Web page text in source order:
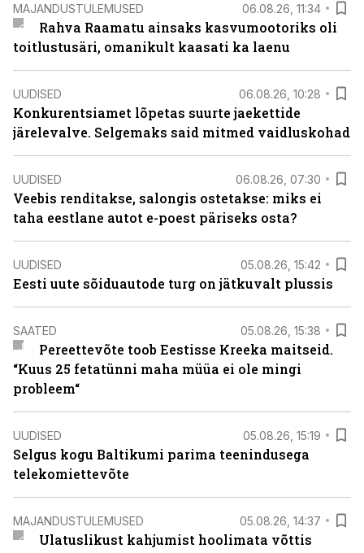
MAJANDUSTULEMUSED 06.08.26, 11:34
Rahva Raamatu ainsaks kasvumootoriks oli
toitlustusäri, omanikult kaasati ka laenu
UUDISED 06.08.26, 10:28
Konkurentsiamet lõpetas suurte jaekettide
järelevalve. Selgemaks said mitmed vaidluskohad
UUDISED 06.08.26, 07:30
Veebis renditakse, salongis ostetakse: miks ei
taha eestlane autot e-poest päriseks osta?
UUDISED 05.08.26, 15:42
Eesti uute sõiduautode turg on jätkuvalt plussis
SAATED 05.08.26, 15:38
Pereettevõte toob Eestisse Kreeka maitseid.
“Kuus 25 fetatünni maha müüa ei ole mingi
probleem“
UUDISED 05.08.26, 15:19
Selgus kogu Baltikumi parima teenindusega
telekomiettevõte
MAJANDUSTULEMUSED 05.08.26, 14:37
Ulatuslikust kahjumist hoolimata võttis